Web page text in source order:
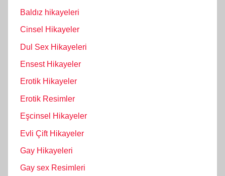
Baldız hikayeleri
Cinsel Hikayeler
Dul Sex Hikayeleri
Ensest Hikayeler
Erotik Hikayeler
Erotik Resimler
Eşcinsel Hikayeler
Evli Çift Hikayeler
Gay Hikayeleri
Gay sex Resimleri